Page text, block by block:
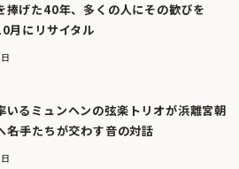
捧げた40年、多くの人にその歓びを
月にリサイタル
いるミュンヘンの弦楽トリオが浜離宮朝
――名手たちが交わす音の対話